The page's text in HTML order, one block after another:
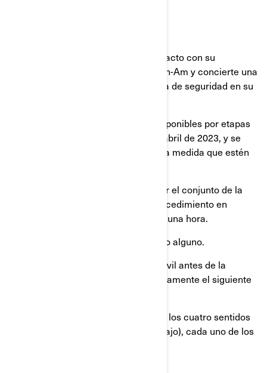
Póngase inmediatamente en contacto con su
distribuidor autorizado de BRP Can-Am y concierte una
cita para llevar a cabo la campaña de seguridad en su
Las partes necesarias estarán disponibles por etapas
comenzando a mitad del mes de abril de 2023, y se
iránentregando progresivamente a medida que estén
La reparación consiste en sustituir el conjunto de la
carcasa de ambos espejos. El procedimiento en
cuestión debería tomar menos de una hora.
BRP reparará su vehículo sin costo alguno.
Si usted debe conducir su automóvil antes de la
reparación, por favor realice previamente el siguiente
Mueva hasta donde alcance en los cuatro sentidos
(izquierda, derecha, arriba y abajo), cada uno de los